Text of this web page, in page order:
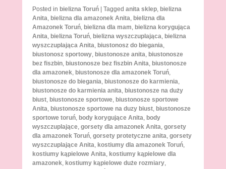
Posted in bielizna Toruń Tagged anita sklep, bielizna
Anita, bielizna dla amazonek Anita, bielizna dla
Amazonek Toruń, bielizna dla mam, bielizna korygująca
Anita, bielizna Toruń, bielizna wyszczuplająca, bielizna
wyszczuplająca Anita, biustonosz do biegania,
biustonosz sportowy, biustonosze anita, biustonosze
bez fiszbin, biustonosze bez fiszbin Anita, biustonosze
dla amazonek, biustonosze dla amazonek Toruń,
biustonosze do biegania, biustonosze do karmienia,
biustonosze do karmienia anita, biustonosze na duży
biust, biustonosze sportowe, biustonosze sportowe
Anita, biustonosze sportowe na duzy biust, biustonosze
sportowe toruń, body korygujące Anita, body
wyszczuplające, gorsety dla amazonek Anita, gorsety
dla amazonek Toruń, gorsety protetyczne anita, gorsety
wyszczuplające Anita, kostiumy dla amazonek Toruń,
kostiumy kąpielowe Anita, kostiumy kąpielowe dla
amazonek, kostiumy kąpielowe duże rozmiary,